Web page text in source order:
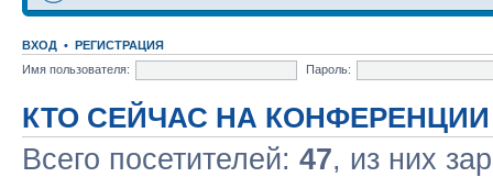
ВХОД • РЕГИСТРАЦИЯ
Имя пользователя:
Пароль:
КТО СЕЙЧАС НА КОНФЕРЕНЦИИ
Всего посетителей: 47, из них